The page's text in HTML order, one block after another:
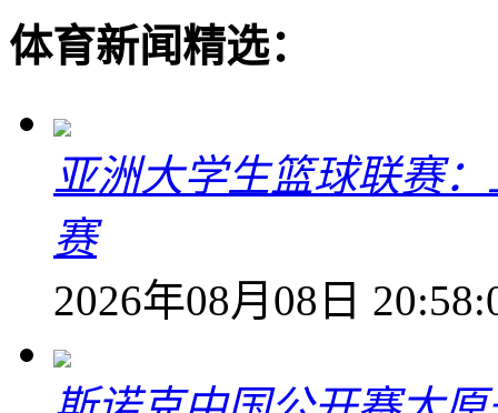
体育新闻精选：
亚洲大学生篮球联赛
赛
2026年08月08日